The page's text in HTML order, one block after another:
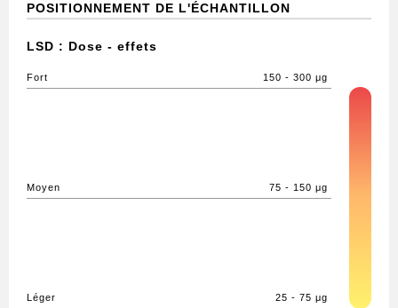
POSITIONNEMENT DE L'ÉCHANTILLON
LSD : Dose - effets
Fort 150 - 300 μg
Moyen 75 - 150 μg
Léger 25 - 75 μg